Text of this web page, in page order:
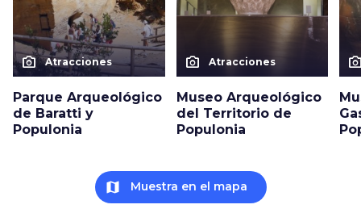
photo_camera Atracciones
Parque Arqueológico
de Baratti y
Populonia
photo_camera Atracciones
Museo Arqueológico
del Territorio de
Populonia
map Muestra en el mapa